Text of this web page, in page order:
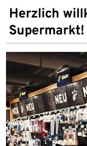
Herzlich
Supermarkt!